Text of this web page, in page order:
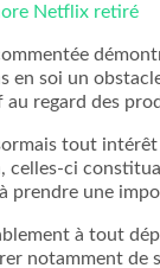
Netflix retiré
en soi un
regard des
tout
celles-ci
prendre une
à tout
notamment